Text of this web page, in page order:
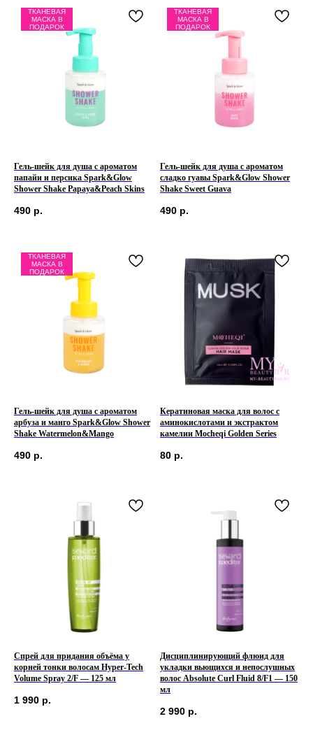
ТКАНЕВАЯ
МАСКА В
ПОДАРОК
Гель-шейк для душа с ароматом
папайи и персика Spark&Glow
Shower Shake Papaya&Peach Skins
490 р.
ТКАНЕВАЯ
МАСКА В
ПОДАРОК
Гель-шейк для душа с ароматом
сладко гуавы Spark&Glow Shower
Shake Sweet Guava
490 р.
ТКАНЕВАЯ
МАСКА В
ПОДАРОК
Гель-шейк для душа с ароматом
арбуза и манго Spark&Glow Shower
Shake Watermelon&Mango
490 р.
Кератиновая маска для волос с
аминокислотами и экстрактом
камелии Mocheqi Golden Series
80 р.
Спрей для придания объёма у
корней тонки волосам Hyper-Tech
Volume Spray 2/F — 125 мл
1 990 р.
Дисциплинирующий флюид для
укладки вьющихся и непослушных
волос Absolute Curl Fluid 8/F1 — 150
мл
2 990 р.